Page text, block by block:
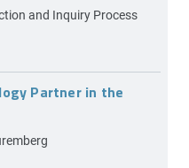
and Inquiry Process
Partner in the